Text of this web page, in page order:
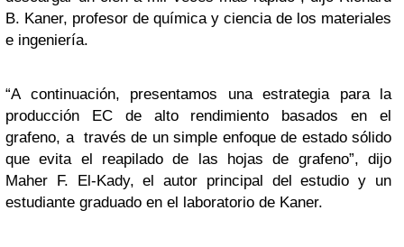
B. Kaner, profesor de química y ciencia de los materiales
e ingeniería.
“A continuación, presentamos una estrategia para la
producción EC de alto rendimiento basados en el
grafeno, a través de un simple enfoque de estado sólido
que evita el reapilado de las hojas de grafeno”, dijo
Maher F. El-Kady, el autor principal del estudio y un
estudiante graduado en el laboratorio de Kaner.